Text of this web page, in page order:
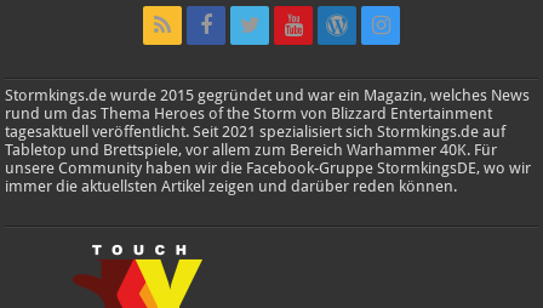
Stormkings.de wurde 2015 gegründet und war ein Magazin, welches News
rund um das Thema Heroes of the Storm von Blizzard Entertainment
tagesaktuell veröffentlicht. Seit 2021 spezialisiert sich Stormkings.de auf
Tabletop und Brettspiele, vor allem zum Bereich Warhammer 40K. Für
unsere Community haben wir die Facebook-Gruppe StormkingsDE, wo wir
immer die aktuellsten Artikel zeigen und darüber reden können.